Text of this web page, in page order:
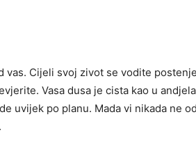
Cijeli svoj zivot se vodite
Vasa dusa je cista kao u
uvijek po planu. Mada vi nikada ne